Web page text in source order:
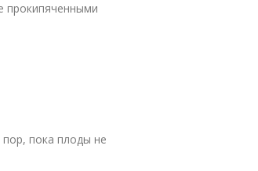
прокипяченными
пока плоды не